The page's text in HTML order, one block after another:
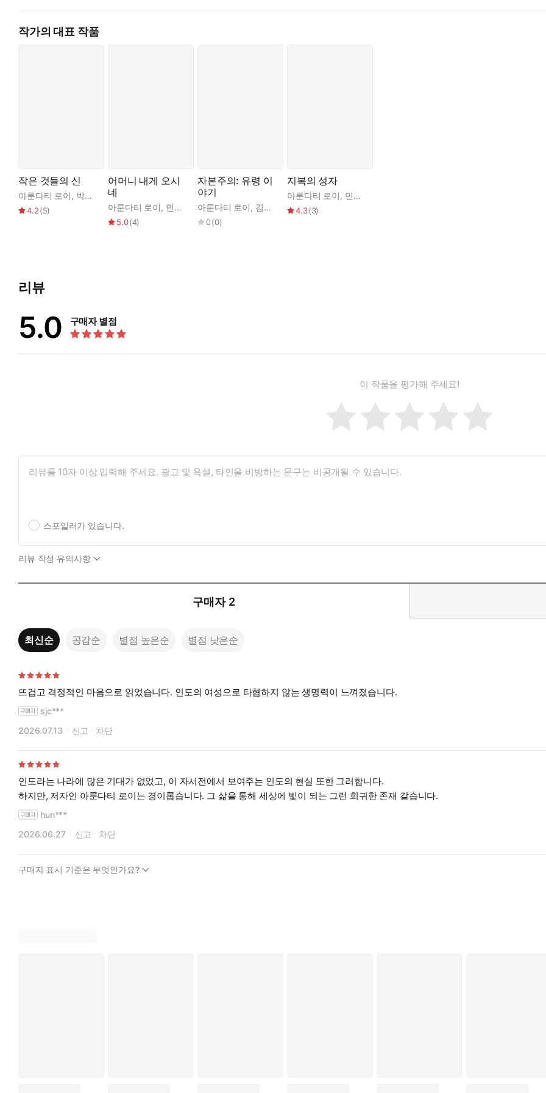
고 글로 써”온 작가다. 그녀가 “엄마의 마음을 헤아리고, 그녀의 관점에서 세상을 보고, 그녀를 받아들이고, 무엇이 그녀를 아프게 했
을 하거나 하지 않을지 예측하려 애쓰”는 과정에서 소설가로 거듭난 만큼, 어머니의 죽음은 자신의 가장 힘찬 엔진이 갑작스럽게 꺼
적인 친절, 투쟁적인 용기, 관대함, 사업 수완을 폭발적으로 발휘하며 운영에 열성을 다했다. 그 결과 그 작은 교실은 초중등학교 과
“엄마는 마피아처럼 대담하게 처신했다. (…) 나는 그녀가 그 작은 세계 안에서, 자기 전체—그녀의 모든 자아—를 위한 자리를 만들
경이로운 광경이었다.” (16쪽)
어머니의 정서적 폭력을 견디지 못하고 델리로 떠난다. 그리고 이곳에서 그녀는 기독교 이름인 ‘수재나’에서 아룬다티로 거듭나며 새
어머니가 물려준 ‘글쓰기’라는 선물로 세계적인 작품을 써내기까지,
아룬타티 로이가 그녀의 ‘가장 안쪽’에서 꺼낸 이야기
이력을 쌓아가는 여정 등등. 그러던 어느날 아룬다티 로이는 프라디프와 편지를 주고받던 중 “작가가 되어볼 생각은 한 적 없어?”라
그에게 나방은 마음속에서 퍼덕거리는 불안과 두려움이자 변화에 대한 매혹을 상징한다. 이 나방은 안락함에 머물 수 없는 자신의
를 세우기 한참 전, 내가 연필을 쥘 수 있게 되었을 때부터 내 마음을 글로 쓰게 했다.” (177-178쪽)
7년 만에 델리에서 딸을 만났을 때 메리 로이가 가져온 건 아룬다티 로이가 쓰던 낡은 타자기였다. 로이는 생의 변곡점마다 어머니
에게 ‘렛 잇 비(순리에 따르라)’고 하지 않았던 사람. “이 나라에 진짜 필요한 건 혁명인 것 같다”고 말하는 사람. 죽을 때까지 배우기
기심을 잃지 않았던 사람. 미치광이 같고, 예측 불가능하며, 자유롭고, 강인한 여성. 아룬다티 로이는 어머니 메리 로이가 남긴 유산
2022년 1월, 델리에서 아룬다티 로이는 어머니의 “정견 발표”와도 같은 메시지를 받는다. “이 세상에서 내가 제일 사랑한 사람은 너
이 책은 어머니의 성대한 장례식 장면으로 끝난다. 그녀의 일생을 쏟아부은 팔리쿠담 학교 교정에 마련한 장례식장에 케랄라 전역
었던 한 사람은 말한다. “로이 여사는 아무것도 없는 곳에서 이 모든 걸 만들어냈어요. 놀라운 여성이었죠. 나는 그녀가 어떻게 일하
보내며 다짐한다. 바람이 거세져도, 어깨를 펴야겠다고. 어머니 메리 로이처럼.
걸작 『작은 것들의 신』을 탄생시킨 작가의 뿌리를 엿보다
이 책을 통해 독자들은 아룬다티 로이의 대표작 『작은 것들의 신』이 작가가 유년 시절에 인도 사회와 가족과 맺은 내밀한 체험에
극과 얽히는 장대하면서도 신비로운 이야기를 써낼 수 있었던 것이다.
이 책의 번역가이자 『지복의 성자』를 우리말로 옮긴 민승남은 『어머니 내게 오시네』를 두고 “소설의 미학과 논픽션의 사실성이
엄마 얼굴이 된다』 『가녀장의 시대』를 쓴 이슬아는 “인도 현대사를 격동시킨 두 여자에게 완전히 치여버렸다”라는 말로 두 여성
국 최고의 작가들이 사랑한 ‘작가들의 작가’인 아룬다티 로이. 그녀가 처음으로 풀어낸 자신의 인생과 그것을 가능하게 했던 어머니
이다.
작가의 대표 작품
작은 것들의 신
아룬다티 로이, 박찬원
4.2(5)
어머니 내게 오시
네
아룬다티 로이, 민승남
5.0(4)
자본주의: 유령 이
야기
아룬다티 로이, 김지선
0(0)
지복의 성자
아룬다티 로이, 민승남
4.3(3)
리뷰
5.0 구매자 별점
이 작품을 평가해 주세요!
스포일러가 있습니다.
리뷰 작성 유의사항
구매자 2
최신순 공감순 별점 높은순 별점 낮은순
뜨겁고 격정적인 마음으로 읽었습니다. 인도의 여성으로 타협하지 않는 생명력이 느껴졌습니다.
sjc***
2026.07.13
신고 차단
인도라는 나라에 많은 기대가 없었고, 이 자서전에서 보여주는 인도의 현실 또한 그러합니다.
하지만, 저자인 아룬다티 로이는 경이롭습니다. 그 삶을 통해 세상에 빛이 되는 그런 희귀한 존재 같습니다.
hun***
2026.06.27
신고 차단
구매자 표시 기준은 무엇인가요?